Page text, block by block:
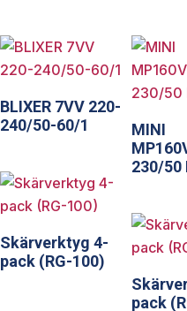
BLIXER 7VV 220-
240/50-60/1
MINI
230/50
Skärverktyg 4-
pack (RG-100)
pack